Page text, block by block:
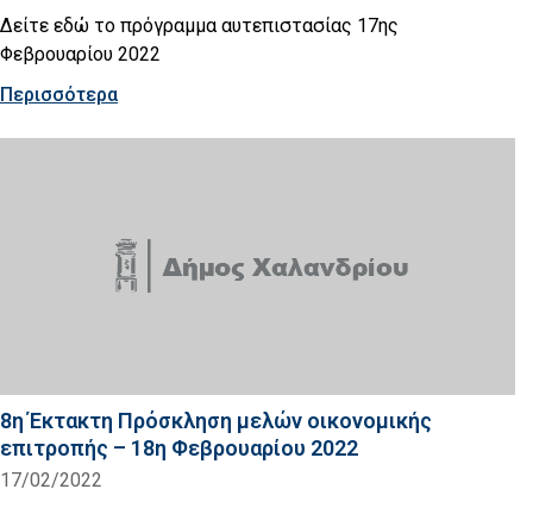
Δείτε εδώ το πρόγραμμα αυτεπιστασίας 17ης
Φεβρουαρίου 2022
Περισσότερα
8η Έκτακτη Πρόσκληση μελών οικονομικής
επιτροπής – 18η Φεβρουαρίου 2022
17/02/2022